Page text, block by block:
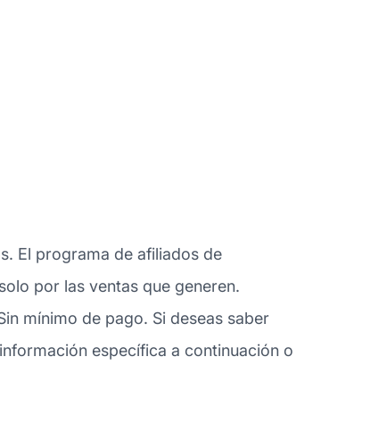
El programa de afiliados de
por las ventas que generen.
mínimo de pago. Si deseas saber
específica a continuación o